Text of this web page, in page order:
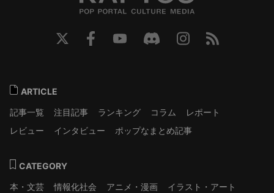
ARTICLE
記事一覧
注目記事 ランキング コラム
レポート
レビュー
インタビュー ポップなまとめ記事
CATEGORY
本・文芸
情報化社会 アニメ・漫画
イラスト・アート